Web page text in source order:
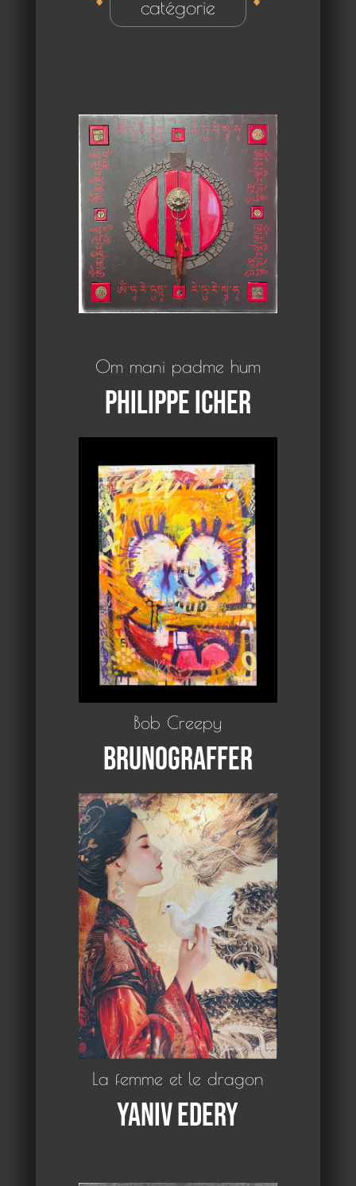
catégorie
Om mani padme hum
Philippe Icher
Bob Creepy
Brunograffer
La femme et le dragon
Yaniv Edery